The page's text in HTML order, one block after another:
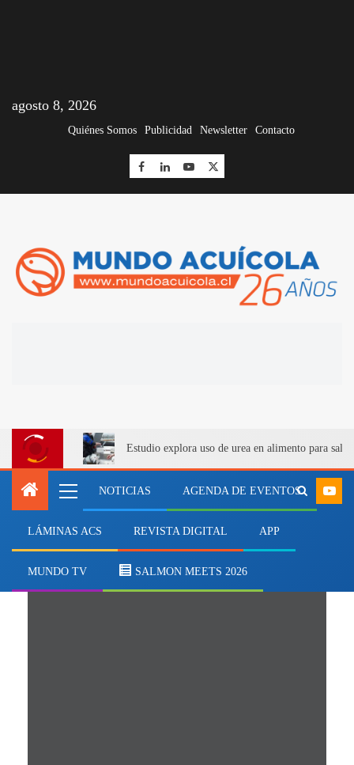
agosto 8, 2026
Quiénes Somos Publicidad Newsletter Contacto
Estudio explora uso de urea en alimento para
NOTICIAS AGENDA DE EVENTOS
LÁMINAS ACS REVISTA DIGITAL APP
MUNDO TV SALMON MEETS 2026
fútbol 7